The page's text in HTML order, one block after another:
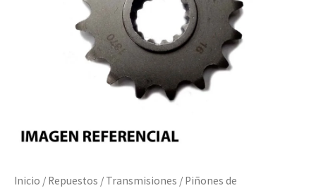
Inicio / Repuestos / Transmisiones / Piñones de